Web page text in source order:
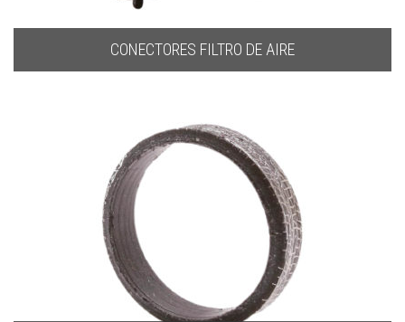
CONECTORES FILTRO DE AIRE